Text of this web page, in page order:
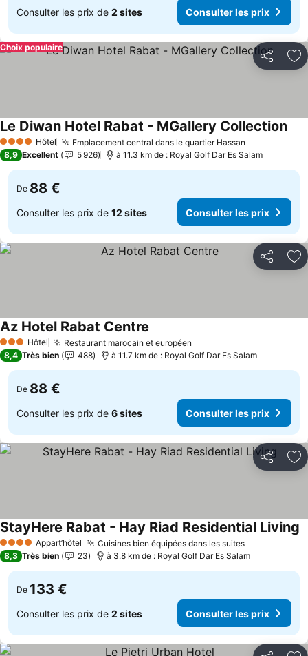
Consulter les prix de 2 sites Consulter les prix
Partager
Choix populaire
4 Étoiles Hôtel Emplacement central dans le quartier Hassan
Le Diwan Hotel Rabat - MGallery Collection
8,9 Excellent 5 926 à 11.3 km de : Royal Golf Dar Es Salam
De 88 €
Consulter les prix de 12 sites Consulter les prix
Partager
3 ÉtoilesHôtel Restaurant marocain et européen
Az Hotel Rabat Centre
8,4 Très bien 488 à 11.7 km de : Royal Golf Dar Es Salam
De 88 €
Consulter les prix de 6 sites Consulter les prix
Partager
4 Étoiles Appart’hôtel Cuisines bien équipées dans les suitesConsulter
StayHere Rabat - Hay Riad Residential Living
8,3 Très bien 23 à 3.8 km de : Royal Golf Dar Es Salam
De 133 €
Consulter les prix de 2 sites Consulter les prix